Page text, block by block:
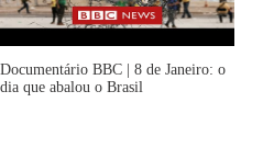
Documentário BBC | 8 de Janeiro: o
dia que abalou o Brasil